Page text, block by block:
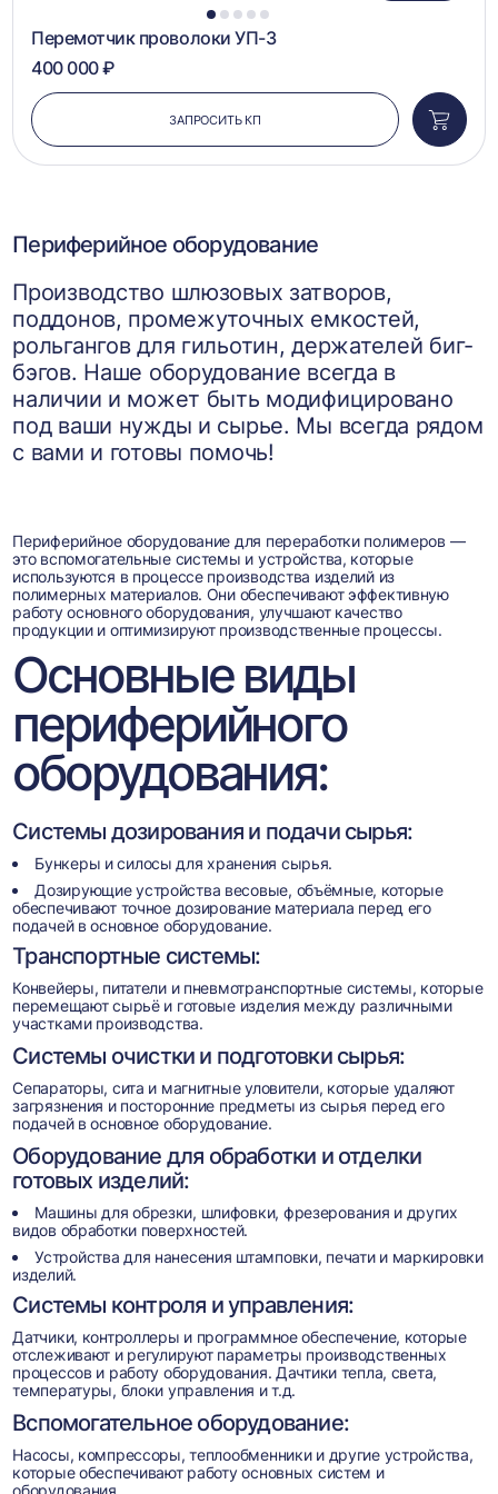
1 2 3 4 5
Перемотчик проволоки УП-3
400 000 ₽
ЗАПРОСИТЬ КП
в
Периферийное оборудование
Производство шлюзовых затворов,
поддонов, промежуточных емкостей,
рольгангов для гильотин, держателей биг-
бэгов. Наше оборудование всегда в
наличии и может быть модифицировано
под ваши нужды и сырье. Мы всегда рядом
с вами и готовы помочь!
Периферийное оборудование для переработки полимеров —
это вспомогательные системы и устройства, которые
используются в процессе производства изделий из
полимерных материалов. Они обеспечивают эффективную
работу основного оборудования, улучшают качество
продукции и оптимизируют производственные процессы.
Основные виды
периферийного
оборудования:
Системы дозирования и подачи сырья:
Бункеры и силосы для хранения сырья.
Дозирующие устройства весовые, объёмные, которые
обеспечивают точное дозирование материала перед его
подачей в основное оборудование.
Транспортные системы:
Конвейеры, питатели и пневмотранспортные системы, которые
перемещают сырьё и готовые изделия между различными
участками производства.
Системы очистки и подготовки сырья:
Сепараторы, сита и магнитные уловители, которые удаляют
загрязнения и посторонние предметы из сырья перед его
подачей в основное оборудование.
Оборудование для обработки и отделки
готовых изделий:
Машины для обрезки, шлифовки, фрезерования и других
видов обработки поверхностей.
Устройства для нанесения штамповки, печати и маркировки
изделий.
Системы контроля и управления:
Датчики, контроллеры и программное обеспечение, которые
отслеживают и регулируют параметры производственных
процессов и работу оборудования. Дачтики тепла, света,
температуры, блоки управления и т.д.
Вспомогательное оборудование:
Насосы, компрессоры, теплообменники и другие устройства,
которые обеспечивают работу основных систем и
оборудования.